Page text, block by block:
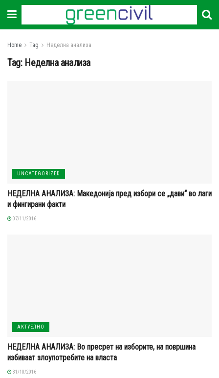
Home Tag Неделна анализа
Tag: Неделна анализа
UNCATEGORIZED
НЕДЕЛНА АНАЛИЗА: Македонија пред избори се „дави“ во лаги
и фингирани факти
07/11/2016
АКТУЕЛНО
НЕДЕЛНА АНАЛИЗА: Во пресрет на изборите, на површина
избиваат злоупотребите на власта
31/10/2016